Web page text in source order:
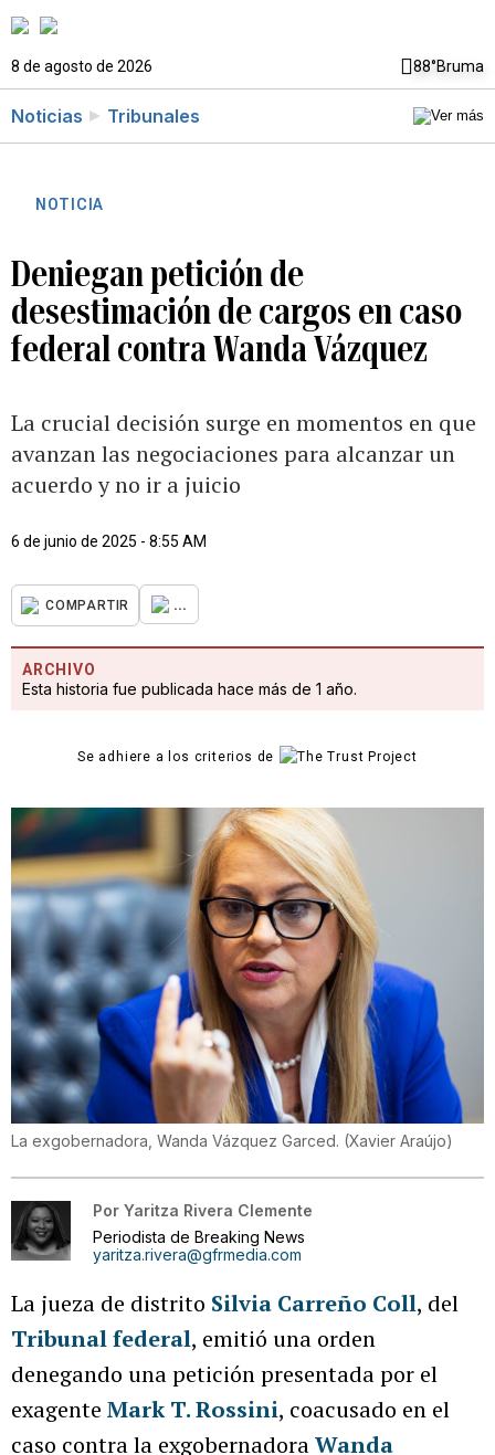
8 de agosto de 2026 88°Bruma
Noticias Tribunales
NOTICIA
Deniegan petición de
desestimación de cargos en caso
federal contra Wanda Vázquez
La crucial decisión surge en momentos en que
avanzan las negociaciones para alcanzar un
acuerdo y no ir a juicio
6 de junio de 2025 - 8:55 AM
COMPARTIR ...
ARCHIVO
Esta historia fue publicada hace más de 1 año.
Se adhiere a los criterios de
La exgobernadora, Wanda Vázquez Garced. (Xavier Araújo)
Por Yaritza Rivera Clemente
Periodista de Breaking News
yaritza.rivera@gfrmedia.com
La jueza de distrito Silvia Carreño Coll, del
Tribunal federal, emitió una orden
denegando una petición presentada por el
exagente Mark T. Rossini, coacusado en el
caso contra la exgobernadoraWanda